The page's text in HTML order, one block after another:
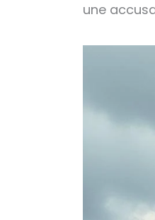
une